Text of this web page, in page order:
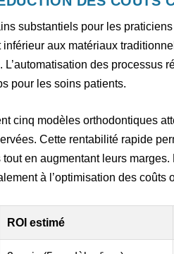
substantiels pour les
aux matériaux
. L’automatisation des processus
pour les soins patients.
cinq modèles orthodontiques
Cette rentabilité rapide
en augmentant leurs
à l’optimisation des coûts
ROI estimé